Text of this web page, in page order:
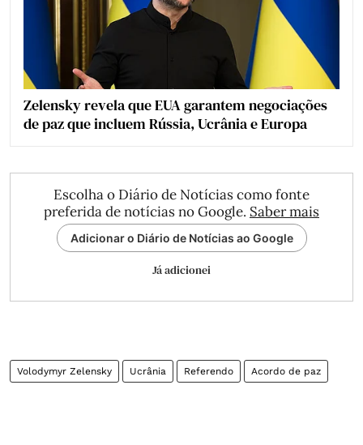
Zelensky revela que EUA garantem negociações
de paz que incluem Rússia, Ucrânia e Europa
Escolha o Diário de Notícias como fonte
preferida de notícias no Google. Saber mais
Adicionar o Diário de Notícias ao Google
Já adicionei
Volodymyr Zelensky Ucrânia Referendo Acordo de paz